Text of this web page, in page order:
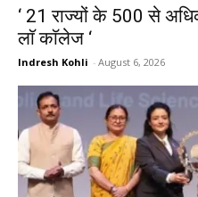
‘ 21 राज्यों के 500 से
लाॅ काॅलेज ‘
Indresh Kohli - August 6, 2026